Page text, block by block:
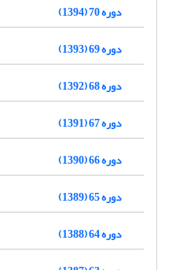
دوره 70 (1394)
دوره 69 (1393)
دوره 68 (1392)
دوره 67 (1391)
دوره 66 (1390)
دوره 65 (1389)
دوره 64 (1388)